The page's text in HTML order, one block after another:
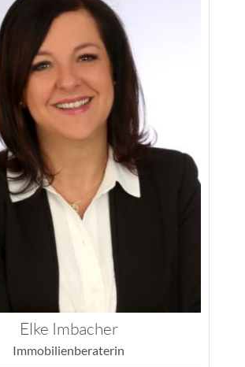
Elke Imbacher
Immobilienberaterin